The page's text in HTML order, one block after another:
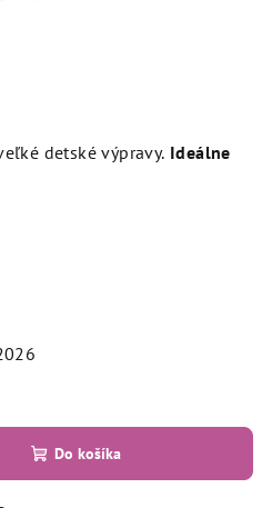
detské výpravy. Ideálne
Do košíka